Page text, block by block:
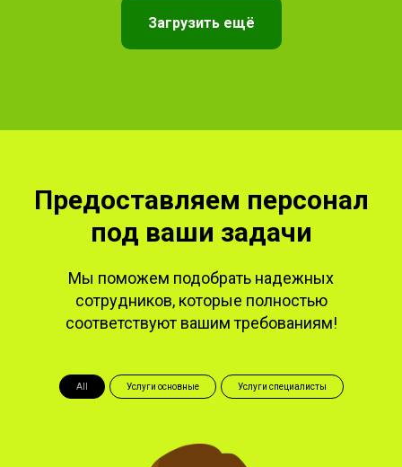
Загрузить ещё
Предоставляем персонал
под ваши задачи
Мы поможем подобрать надежных
сотрудников, которые полностью
соответствуют вашим требованиям!
All Услуги основные Услуги специалисты